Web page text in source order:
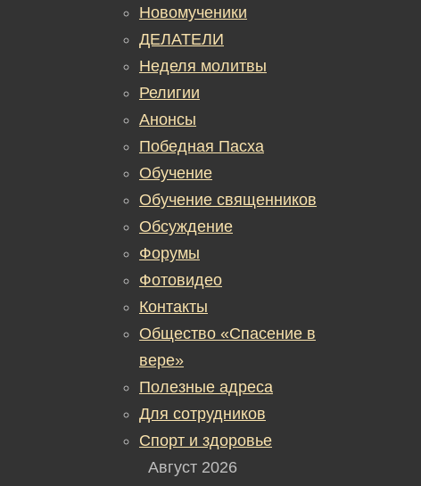
Новомученики
ДЕЛАТЕЛИ
Неделя молитвы
Религии
Анонсы
Победная Пасха
Обучение
Обучение священников
Обсуждение
Форумы
Фотовидео
Контакты
Общество «Спасение в
вере»
Полезные адреса
Для сотрудников
Спорт и здоровье
Август 2026